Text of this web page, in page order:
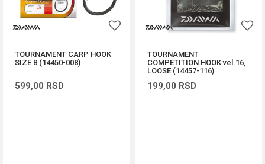
TOURNAMENT CARP HOOK
SIZE 8 (14450-008)
599,00 RSD
TOURNAMENT
COMPETITION HOOK vel.16,
LOOSE (14457-116)
199,00 RSD